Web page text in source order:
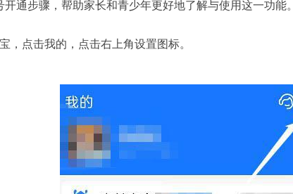
通步骤，帮助家长和青少年更好地了解与使用这一功能。
点击我的，点击右上角设置图标。